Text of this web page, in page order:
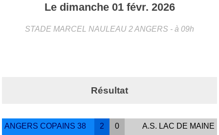
Le dimanche 01 févr. 2026
STADE MARCEL NAULEAU 2ANGERS - à 09h
Résultat
ANGERS COPAINS 38 2 0
A.S. LAC DE MAINE